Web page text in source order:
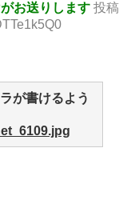
お送りします 投稿
が書けるよう